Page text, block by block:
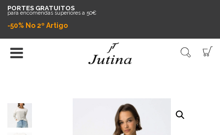
PORTES GRATUITOS
para encomendas superiores a 50€
-50% No 2º Artigo